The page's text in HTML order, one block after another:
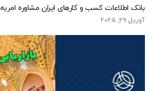
بانک اطلاعات کسب و کارهای ایران مشاوره امریه
آوریل 29, 2025